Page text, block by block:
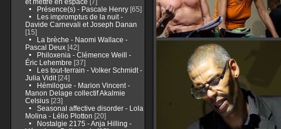
Présence(s) - Pascale Henry[65]
Les impromptus de la nuit -
Davide Carnevali et Joseph Danan
[15]
La brèche - Naomi Wallace -
Pascal Deux[42]
Philoxenia - Clémence Weill -
Éric Lehembre [37]
Les tout-terrain - Volker Schmidt -
Julia Vidit[24]
Hémilogue - Marion Vincent -
Manon Delage collectif Akalmie
Celsius[23]
Seasonal affective disorder - Lola
Molina - Lélio Plotton [20]
Nostalgie 2175 - Anja Hilling -